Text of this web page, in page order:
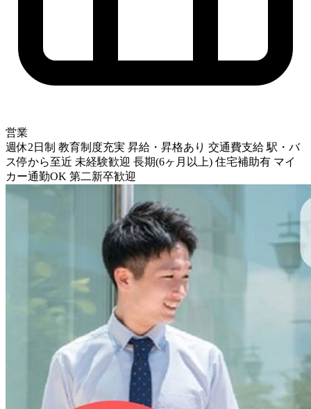
営業
週休2日制 教育制度充実 昇給・昇格あり 交通費支給 駅・バ
ス停から至近 未経験歓迎 長期(6ヶ月以上) 住宅補助有 マイ
カー通勤OK 第二新卒歓迎